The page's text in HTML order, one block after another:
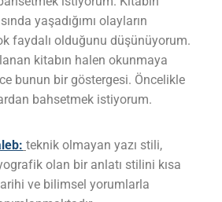
yaşadığımı olayların
faydalı olduğunu düşünüyorum.
kitabın halen okunmaya
bunun bir göstergesi. Öncelikle
bahsetmek istiyorum.
teknik olmayan yazı stili,
olan bir anlatı stilini kısa
ve bilimsel yorumlarla